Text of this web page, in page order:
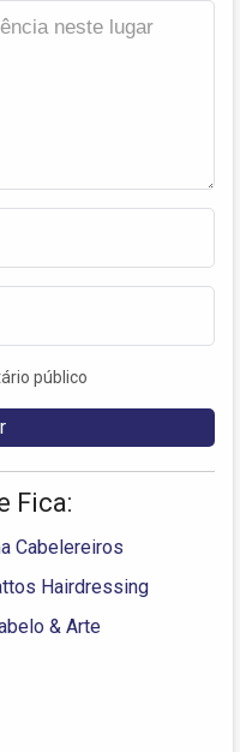
público
Fica:
Cabelereiros
Hairdressing
& Arte